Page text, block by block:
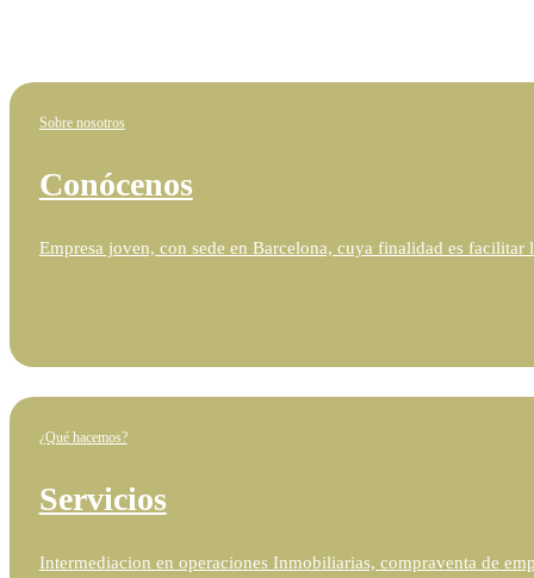
Sobre nosotros
Conócenos
Empresa joven, con sede en Barcelona, cuya finalidad es facilitar
¿Qué hacemos?
Servicios
Intermediacion en operaciones Inmobiliarias, compraventa de